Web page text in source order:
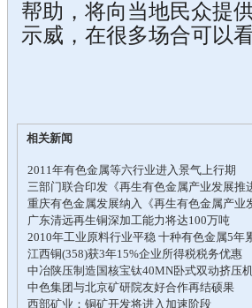
帮助，将向当地民众提
示威，在很多场合可以
相关新闻